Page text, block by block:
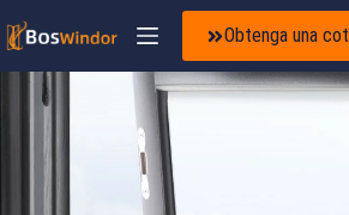
Obtenga una